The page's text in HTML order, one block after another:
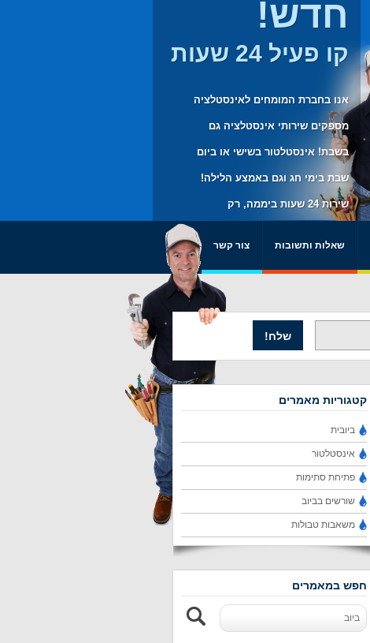
חדש!
קו פעיל 24 שעות
אנו בחברת המומחים לאינסטלציה
מספקים שירותי אינסטלציה גם
בשבת! אינסטלטור בשישי או ביום
שבת בימי חג וגם באמצע הלילה!
שירות 24 שעות ביממה, רק
שאלות ותשובות צור קשר
שלח!
קטגוריות מאמרים
ביובית
אינסטלטור
פתיחת סתימות
שורשים בביוב
משאבות טבולות
חפש במאמרים